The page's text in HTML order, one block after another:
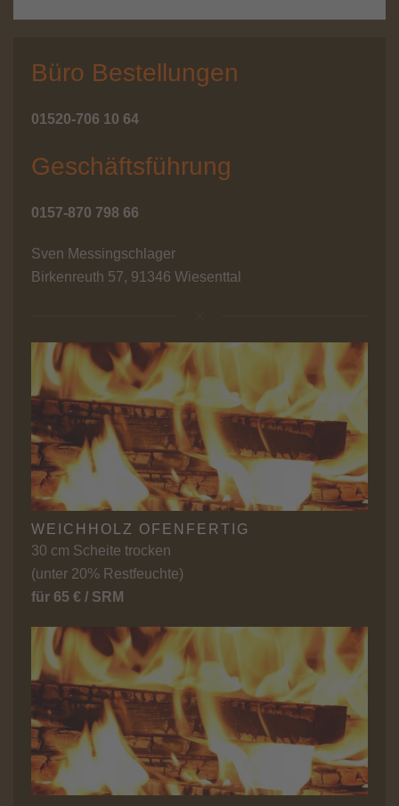
Büro Bestellungen
01520-706 10 64
Geschäftsführung
0157-870 798 66
Sven Messingschlager
Birkenreuth 57, 91346 Wiesenttal
WEICHHOLZ OFENFERTIG
30 cm Scheite trocken
(unter 20% Restfeuchte)
für 65 € / SRM